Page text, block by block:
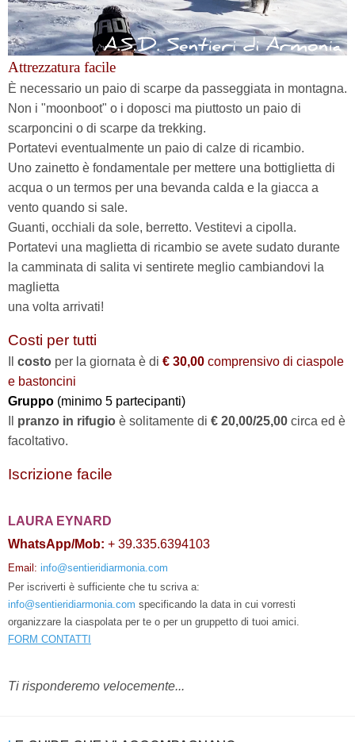
Attrezzatura facile
È necessario un paio di scarpe da passeggiata in montagna.
Non i "moonboot" o i doposci ma piuttosto un paio di
scarponcini o di scarpe da trekking.
Portatevi eventualmente un paio di calze di ricambio.
Uno zainetto è fondamentale per mettere una bottiglietta di
acqua o un termos per una bevanda calda e la giacca a
vento quando si sale.
Guanti, occhiali da sole, berretto. Vestitevi a cipolla.
Portatevi una maglietta di ricambio se avete sudato durante
la camminata di salita vi sentirete meglio cambiandovi la
maglietta
una volta arrivati!
Costi per tutti
costo per la giornata è di € 30,00 comprensivo di ciaspole
e bastoncini
Gruppo (minimo 5 partecipanti)
pranzo in rifugio è solitamente di € 20,00/25,00 circa ed è
facoltativo.
Iscrizione facile
LAURA EYNARD
WhatsApp/Mob: + 39.335.6394103
Email: info@sentieridiarmonia.com
Per iscriverti è sufficiente che tu scriva a:
info@sentieridiarmonia.com specificando la data in cui vorresti
organizzare la ciaspolata per te o per un gruppetto di tuoi amici.
FORM CONTATTI
Ti risponderemo velocemente...